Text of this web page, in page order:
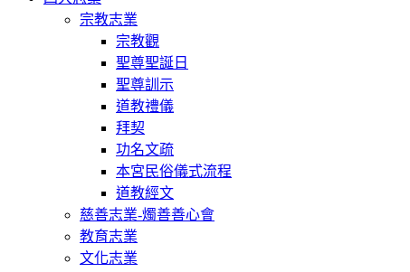
宗教志業
宗教觀
聖尊聖誕日
聖尊訓示
道教禮儀
拜契
功名文疏
本宮民俗儀式流程
道教經文
慈善志業-燭善善心會
教育志業
文化志業